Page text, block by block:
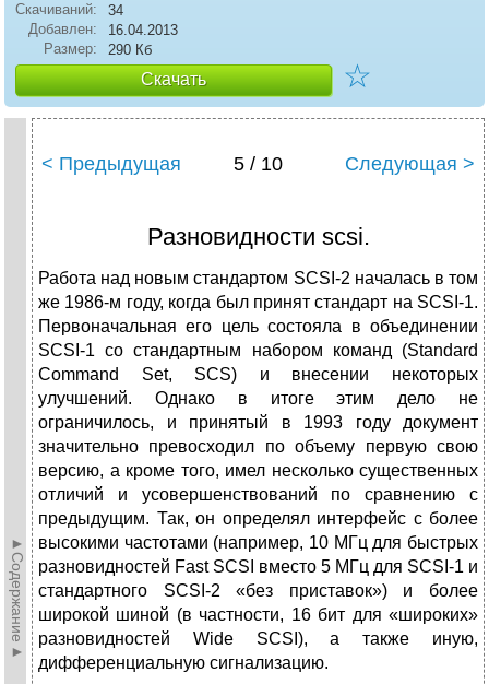
Скачиваний:
34
Добавлен:
16.04.2013
Размер:
290 Кб
Скачать ☆
►Содержание►
< Предыдущая 5 / 10 Следующая >
Разновидности scsi.
Работа над новым стандартом SCSI-2 началась в том
же 1986-м году, когда был принят стандарт на SCSI-1.
Первоначальная его цель состояла в объединении
SCSI-1 со стандартным набором команд (Standard
Command Set, SCS) и внесении некоторых
улучшений. Однако в итоге этим дело не
ограничилось, и принятый в 1993 году документ
значительно превосходил по объему первую свою
версию, а кроме того, имел несколько существенных
отличий и усовершенствований по сравнению с
предыдущим. Так, он определял интерфейс с более
высокими частотами (например, 10 МГц для быстрых
разновидностей Fast SCSI вместо 5 МГц для SCSI-1 и
стандартного SCSI-2 «без приставок») и более
широкой шиной (в частности, 16 бит для «широких»
разновидностей Wide SCSI), а также иную,
дифференциальную сигнализацию.